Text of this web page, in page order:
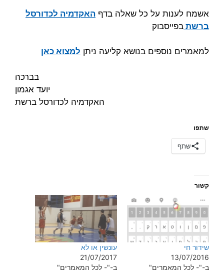
אשמח לענות על כל שאלה בדף האקדמיה לכדורסל
ברשת בפייסבוק
למאמרים נוספים בנושא קליעה ניתן למצוא כאן
בברכה
יועד אגמון
האקדמיה לכדורסל ברשת
שתפו
שתף
קשור
שידור חי
13/07/2016
ב-"- לכל המאמרים"
עונשין או לא
21/07/2017
ב-"- לכל המאמרים"